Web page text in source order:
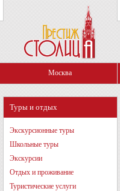
Москва
Туры и отдых
Экскурсионные туры
Школьные туры
Экскурсии
Отдых и проживание
Туристические услуги